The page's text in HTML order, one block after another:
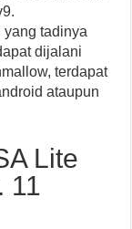
tadinya
dijalani
terdapat
ataupun
Lite
11